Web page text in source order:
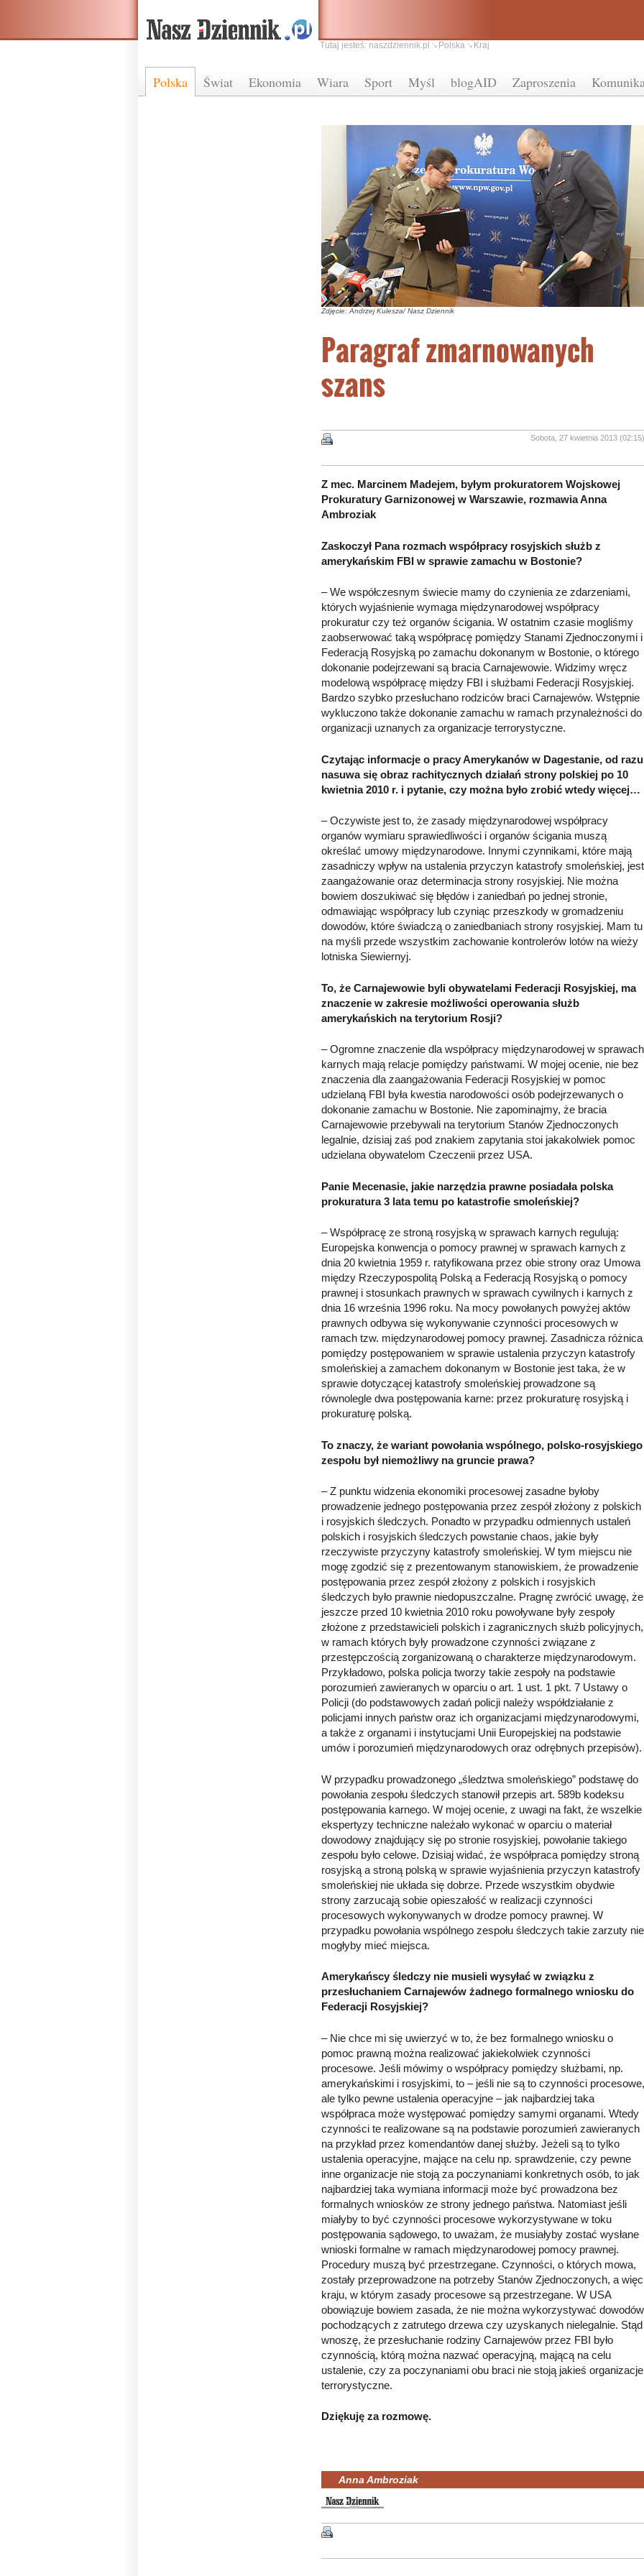
Polska Świat Ekonomia Wiara Sport Myśl blogAID Zaproszenia
Tutaj jesteś: naszdziennik.pl Polska Kraj
Zdjęcie: Andrzej Kulesza/ Nasz Dziennik
Paragraf zmarnowanych
szans
Sobota, 27 kwietnia 2013 (02:15)
Z mec. Marcinem Madejem, byłym prokuratorem Wojskowej
Prokuratury Garnizonowej w Warszawie, rozmawia Anna
Ambroziak
Zaskoczył Pana rozmach współpracy rosyjskich służb z
amerykańskim FBI w sprawie zamachu w Bostonie?
– We współczesnym świecie mamy do czynienia ze zdarzeniami,
których wyjaśnienie wymaga międzynarodowej współpracy
prokuratur czy też organów ścigania. W ostatnim czasie mogliśmy
zaobserwować taką współpracę pomiędzy Stanami Zjednoczonymi i
Federacją Rosyjską po zamachu dokonanym w Bostonie, o którego
dokonanie podejrzewani są bracia Carnajewowie. Widzimy wręcz
modelową współpracę między FBI i służbami Federacji Rosyjskiej.
Bardzo szybko przesłuchano rodziców braci Carnajewów. Wstępnie
wykluczono także dokonanie zamachu w ramach przynależności do
organizacji uznanych za organizacje terrorystyczne.
Czytając informacje o pracy Amerykanów w Dagestanie, od razu
nasuwa się obraz rachitycznych działań strony polskiej po 10
kwietnia 2010 r. i pytanie, czy można było zrobić wtedy więcej…
– Oczywiste jest to, że zasady międzynarodowej współpracy
organów wymiaru sprawiedliwości i organów ścigania muszą
określać umowy międzynarodowe. Innymi czynnikami, które mają
zasadniczy wpływ na ustalenia przyczyn katastrofy smoleńskiej, jest
zaangażowanie oraz determinacja strony rosyjskiej. Nie można
bowiem doszukiwać się błędów i zaniedbań po jednej stronie,
odmawiając współpracy lub czyniąc przeszkody w gromadzeniu
dowodów, które świadczą o zaniedbaniach strony rosyjskiej. Mam tu
na myśli przede wszystkim zachowanie kontrolerów lotów na wieży
lotniska Siewiernyj.
To, że Carnajewowie byli obywatelami Federacji Rosyjskiej, ma
znaczenie w zakresie możliwości operowania służb
amerykańskich na terytorium Rosji?
– Ogromne znaczenie dla współpracy międzynarodowej w sprawach
karnych mają relacje pomiędzy państwami. W mojej ocenie, nie bez
znaczenia dla zaangażowania Federacji Rosyjskiej w pomoc
udzielaną FBI była kwestia narodowości osób podejrzewanych o
dokonanie zamachu w Bostonie. Nie zapominajmy, że bracia
Carnajewowie przebywali na terytorium Stanów Zjednoczonych
legalnie, dzisiaj zaś pod znakiem zapytania stoi jakakolwiek pomoc
udzielana obywatelom Czeczenii przez USA.
Panie Mecenasie, jakie narzędzia prawne posiadała polska
prokuratura 3 lata temu po katastrofie smoleńskiej?
– Współpracę ze stroną rosyjską w sprawach karnych regulują:
Europejska konwencja o pomocy prawnej w sprawach karnych z
dnia 20 kwietnia 1959 r. ratyfikowana przez obie strony oraz Umowa
między Rzeczypospolitą Polską a Federacją Rosyjską o pomocy
prawnej i stosunkach prawnych w sprawach cywilnych i karnych z
dnia 16 września 1996 roku. Na mocy powołanych powyżej aktów
prawnych odbywa się wykonywanie czynności procesowych w
ramach tzw. międzynarodowej pomocy prawnej. Zasadnicza różnica
pomiędzy postępowaniem w sprawie ustalenia przyczyn katastrofy
smoleńskiej a zamachem dokonanym w Bostonie jest taka, że w
sprawie dotyczącej katastrofy smoleńskiej prowadzone są
równolegle dwa postępowania karne: przez prokuraturę rosyjską i
prokuraturę polską.
To znaczy, że wariant powołania wspólnego, polsko-rosyjskiego
zespołu był niemożliwy na gruncie prawa?
– Z punktu widzenia ekonomiki procesowej zasadne byłoby
prowadzenie jednego postępowania przez zespół złożony z polskich
i rosyjskich śledczych. Ponadto w przypadku odmiennych ustaleń
polskich i rosyjskich śledczych powstanie chaos, jakie były
rzeczywiste przyczyny katastrofy smoleńskiej. W tym miejscu nie
mogę zgodzić się z prezentowanym stanowiskiem, że prowadzenie
postępowania przez zespół złożony z polskich i rosyjskich
śledczych było prawnie niedopuszczalne. Pragnę zwrócić uwagę, że
jeszcze przed 10 kwietnia 2010 roku powoływane były zespoły
złożone z przedstawicieli polskich i zagranicznych służb policyjnych,
w ramach których były prowadzone czynności związane z
przestępczością zorganizowaną o charakterze międzynarodowym.
Przykładowo, polska policja tworzy takie zespoły na podstawie
porozumień zawieranych w oparciu o art. 1 ust. 1 pkt. 7 Ustawy o
Policji (do podstawowych zadań policji należy współdziałanie z
policjami innych państw oraz ich organizacjami międzynarodowymi,
a także z organami i instytucjami Unii Europejskiej na podstawie
umów i porozumień międzynarodowych oraz odrębnych przepisów).
W przypadku prowadzonego „śledztwa smoleńskiego” podstawę do
powołania zespołu śledczych stanowił przepis art. 589b kodeksu
postępowania karnego. W mojej ocenie, z uwagi na fakt, że wszelkie
ekspertyzy techniczne należało wykonać w oparciu o materiał
dowodowy znajdujący się po stronie rosyjskiej, powołanie takiego
zespołu było celowe. Dzisiaj widać, że współpraca pomiędzy stroną
rosyjską a stroną polską w sprawie wyjaśnienia przyczyn katastrofy
smoleńskiej nie układa się dobrze. Przede wszystkim obydwie
strony zarzucają sobie opieszałość w realizacji czynności
procesowych wykonywanych w drodze pomocy prawnej. W
przypadku powołania wspólnego zespołu śledczych takie zarzuty nie
mogłyby mieć miejsca.
Amerykańscy śledczy nie musieli wysyłać w związku z
przesłuchaniem Carnajewów żadnego formalnego wniosku do
Federacji Rosyjskiej?
– Nie chce mi się uwierzyć w to, że bez formalnego wniosku o
pomoc prawną można realizować jakiekolwiek czynności
procesowe. Jeśli mówimy o współpracy pomiędzy służbami, np.
amerykańskimi i rosyjskimi, to – jeśli nie są to czynności procesowe,
ale tylko pewne ustalenia operacyjne – jak najbardziej taka
współpraca może występować pomiędzy samymi organami. Wtedy
czynności te realizowane są na podstawie porozumień zawieranych
na przykład przez komendantów danej służby. Jeżeli są to tylko
ustalenia operacyjne, mające na celu np. sprawdzenie, czy pewne
inne organizacje nie stoją za poczynaniami konkretnych osób, to jak
najbardziej taka wymiana informacji może być prowadzona bez
formalnych wniosków ze strony jednego państwa. Natomiast jeśli
miałyby to być czynności procesowe wykorzystywane w toku
postępowania sądowego, to uważam, że musiałyby zostać wysłane
wnioski formalne w ramach międzynarodowej pomocy prawnej.
Procedury muszą być przestrzegane. Czynności, o których mowa,
zostały przeprowadzone na potrzeby Stanów Zjednoczonych, a więc
kraju, w którym zasady procesowe są przestrzegane. W USA
obowiązuje bowiem zasada, że nie można wykorzystywać dowodów
pochodzących z zatrutego drzewa czy uzyskanych nielegalnie. Stąd
wnoszę, że przesłuchanie rodziny Carnajewów przez FBI było
czynnością, którą można nazwać operacyjną, mającą na celu
ustalenie, czy za poczynaniami obu braci nie stoją jakieś organizacje
terrorystyczne.
Dziękuję za rozmowę.
Anna Ambroziak